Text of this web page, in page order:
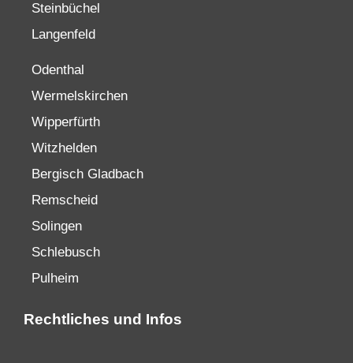
Steinbüchel
Langenfeld
Odenthal
Wermelskirchen
Wipperfürth
Witzhelden
Bergisch Gladbach
Remscheid
Solingen
Schlebusch
Pulheim
Rechtliches und Infos